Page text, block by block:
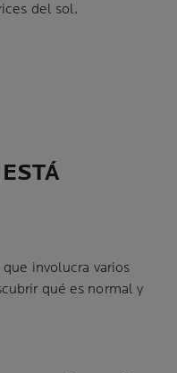
del sol.
involucra varios
qué es normal y